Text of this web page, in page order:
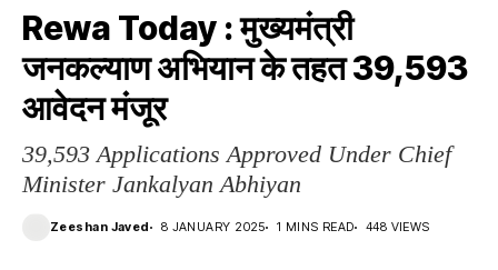
Rewa Today : मुख्यमंत्री
जनकल्याण अभियान के तहत 39,593
आवेदन मंजूर
39,593 Applications Approved Under Chief
Minister Jankalyan Abhiyan
Zeeshan Javed 8 JANUARY 2025 1 MINS READ 448 VIEWS